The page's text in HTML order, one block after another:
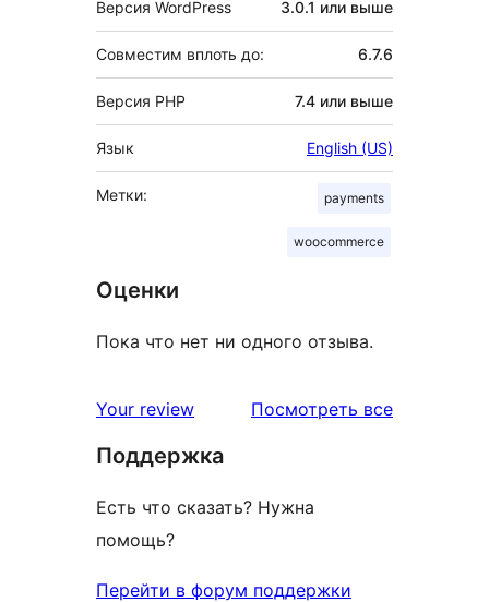
Версия WordPress 3.0.1 или выше
Совместим вплоть до: 6.7.6
Версия PHP 7.4 или выше
Язык English (US)
Метки: payments
woocommerce
Оценки
Пока что нет ни одного отзыва.
Your review Посмотреть всеотзывы
Поддержка
Есть что сказать? Нужна
помощь?
Перейти в форум поддержки